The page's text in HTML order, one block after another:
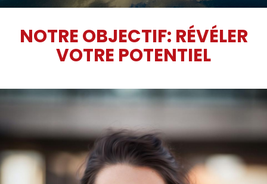
NOTRE OBJECTIF: RÉVÉLER
VOTRE POTENTIEL